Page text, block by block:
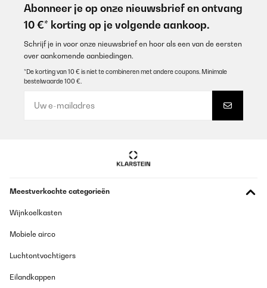
nach dem Stockbrot Deckel rauf herrlich
Amazon-Benutzer
Vertaal
GECONTROLEERDE BEOORDELING
Conforme à la description, très stylé, à voir à l'usage.
15/05/2024
Conforme à la description, très stylé, à voir à l'usage.
Utilisateur d'Amazon
Vertaal
Abonneer je op onze nieuwsbrief en ontvang
10 €* korting op je volgende aankoop.
Schrijf je in voor onze nieuwsbrief en hoor als een van de eersten
over aankomende aanbiedingen.
*De korting van 10 € is niet te combineren met andere coupons. Minimale
bestelwaarde 100 €.
Meestverkochte categorieën
Wijnkoelkasten
Mobiele airco
Luchtontvochtigers
Eilandkappen